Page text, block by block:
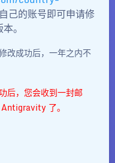
己的账号即可申请修
。
改成功后，一年之内不
后，您会收到一封邮
了。